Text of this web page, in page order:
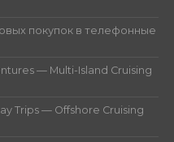
покупок в телефонные
— Multi-Island Cruising
Trips — Offshore Cruising